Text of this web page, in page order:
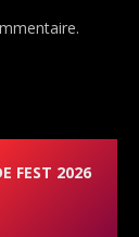
FEST 2026